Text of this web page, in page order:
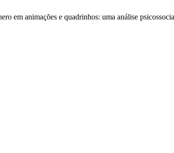
em animações e quadrinhos: uma análise